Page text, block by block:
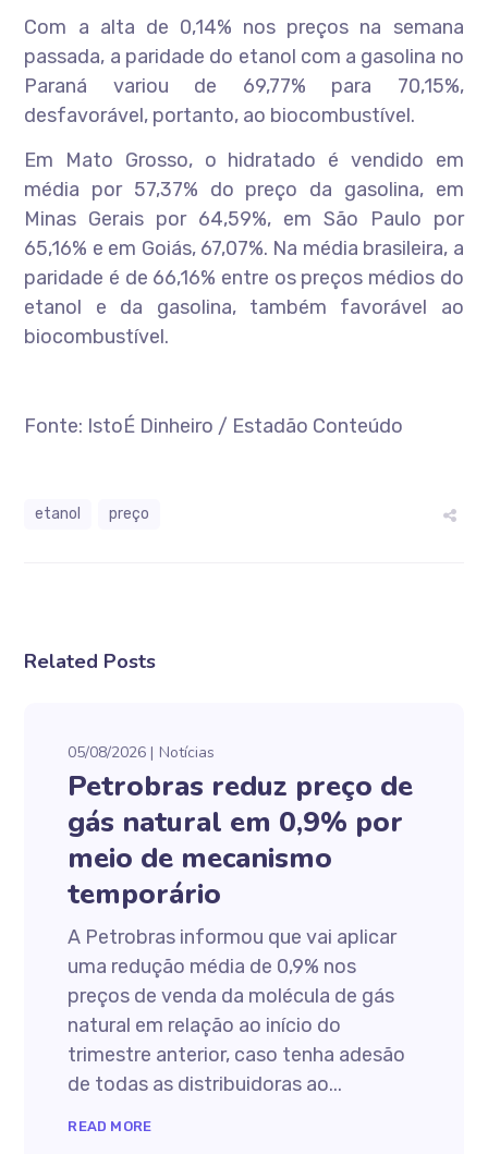
Com a alta de 0,14% nos preços na semana
passada, a paridade do etanol com a gasolina no
Paraná variou de 69,77% para 70,15%,
desfavorável, portanto, ao biocombustível.
Em Mato Grosso, o hidratado é vendido em
média por 57,37% do preço da gasolina, em
Minas Gerais por 64,59%, em São Paulo por
65,16% e em Goiás, 67,07%. Na média brasileira, a
paridade é de 66,16% entre os preços médios do
etanol e da gasolina, também favorável ao
biocombustível.
Fonte: IstoÉ Dinheiro / Estadão Conteúdo
etanol preço
Related Posts
05/08/2026 Notícias
Petrobras reduz preço de
gás natural em 0,9% por
meio de mecanismo
temporário
A Petrobras informou que vai aplicar
uma redução média de 0,9% nos
preços de venda da molécula de gás
natural em relação ao início do
trimestre anterior, caso tenha adesão
de todas as distribuidoras ao...
READ MORE